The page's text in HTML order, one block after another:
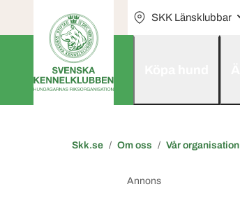
SKK Länsklubbar
Skk.se Om oss Vår organisation
Annons